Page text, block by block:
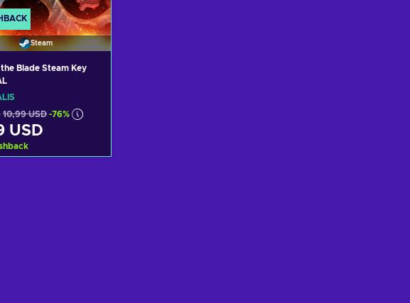
Steam
Blade Steam Key
10,99 USD -76%
USD